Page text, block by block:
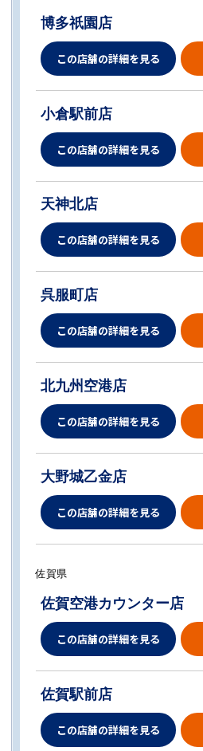
博多祇園店
この店舗の詳細を見る
小倉駅前店
この店舗の詳細を見る
天神北店
この店舗の詳細を見る
呉服町店
この店舗の詳細を見る
北九州空港店
この店舗の詳細を見る
大野城乙金店
この店舗の詳細を見る
佐賀県
佐賀空港カウンター店
この店舗の詳細を見る
佐賀駅前店
この店舗の詳細を見る